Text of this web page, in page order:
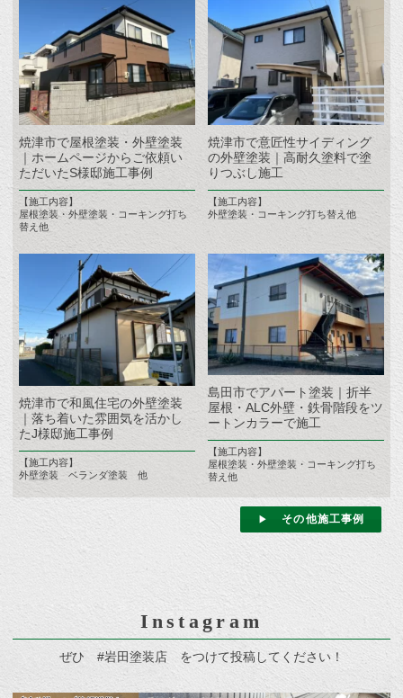
焼津市で屋根塗装・外壁塗装
｜ホームページからご依頼い
ただいたS様邸施工事例
【施工内容】
屋根塗装・外壁塗装・コーキング打ち
替え他
焼津市で意匠性サイディング
の外壁塗装｜高耐久塗料で塗
りつぶし施工
【施工内容】
外壁塗装・コーキング打ち替え他
焼津市で和風住宅の外壁塗装
｜落ち着いた雰囲気を活かし
たJ様邸施工事例
【施工内容】
外壁塗装 ベランダ塗装 他
島田市でアパート塗装｜折半
屋根・ALC外壁・鉄骨階段をツ
ートンカラーで施工
【施工内容】
屋根塗装・外壁塗装・コーキング打ち
替え他
その他施工事例
Instagram
ぜひ #岩田塗装店 をつけて投稿してください！